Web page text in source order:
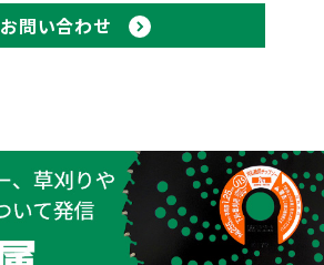
お問い合わせ